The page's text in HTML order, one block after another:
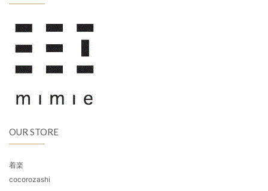
OUR STORE
着楽
cocorozashi